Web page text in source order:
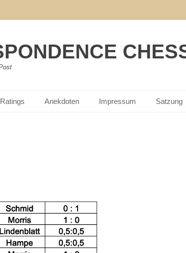
Ratings Anekdoten Impressum Satzung